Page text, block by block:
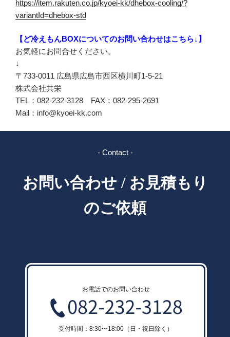
https://item.rakuten.co.jp/kyoei-kk/dhebox-cooling/?
variantId=dhebox-std
【ど冷えもんBOXについてのお問い合わせはこちら↓】
お気軽にお問合せください。
↓
〒733-0011 広島県広島市西区横川町1-5-21
株式会社共栄
TEL：082-232-3128 FAX：082-295-2691
Mail：info@kyoei-kk.com
- Contact -
お問い合わせ / お見積もり
のご依頼
お電話でのお問い合わせ
受付時間：8:30〜18:00（日・祝日除く）